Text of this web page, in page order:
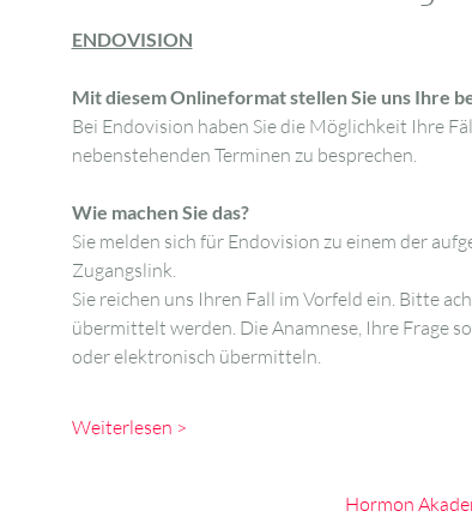
ENDOVISION
Mit diesem Onlineformat stellen Sie uns Ihre
Bei Endovision haben Sie die Möglichkeit Ihre
nebenstehenden Terminen zu besprechen.
Wie machen Sie das?
Sie melden sich für Endovision zu einem der
Zugangslink.
Sie reichen uns Ihren Fall im Vorfeld ein. Bitte
übermittelt werden. Die Anamnese, Ihre Frage
oder elektronisch übermitteln.
Weiterlesen >
Hormon